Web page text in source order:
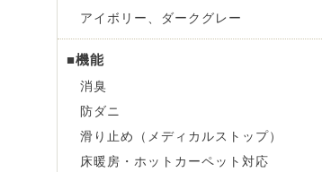
アイボリー、ダークグレー
■機能
消臭
防ダニ
滑り止め（メディカルストップ）
床暖房・ホットカーペット対応